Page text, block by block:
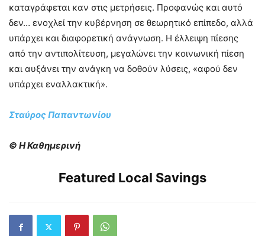
καταγράφεται καν στις μετρήσεις. Προφανώς και αυτό
δεν… ενοχλεί την κυβέρνηση σε θεωρητικό επίπεδο, αλλά
υπάρχει και διαφορετική ανάγνωση. Η έλλειψη πίεσης
από την αντιπολίτευση, μεγαλώνει την κοινωνική πίεση
και αυξάνει την ανάγκη να δοθούν λύσεις, «αφού δεν
υπάρχει εναλλακτική».
Σταύρος Παπαντωνίου
© Η Καθημερινή
Featured Local Savings